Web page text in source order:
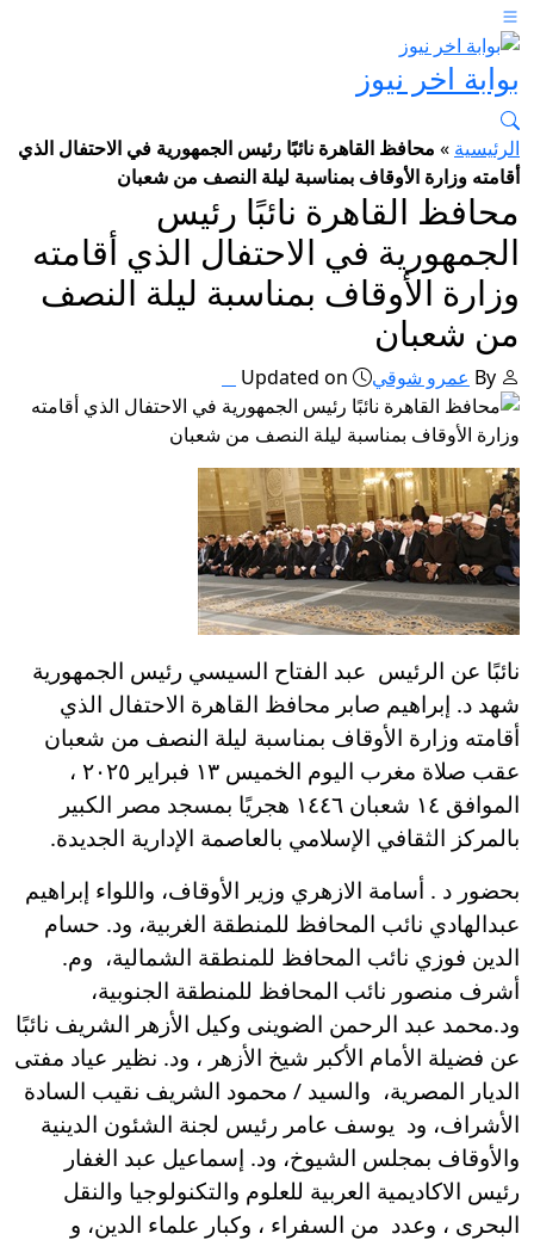
بوابة اخر نيوز
الرئيسية » محافظ القاهرة نائبًا رئيس الجمهورية في الاحتفال الذي
أقامته وزارة الأوقاف بمناسبة ليلة النصف من شعبان
محافظ القاهرة نائبًا رئيس
الجمهورية في الاحتفال الذي أقامته
وزارة الأوقاف بمناسبة ليلة النصف
من شعبان
By عمرو شوقي Updated on
نائبًا عن الرئيس عبد الفتاح السيسي رئيس الجمهورية
شهد د. إبراهيم صابر محافظ القاهرة الاحتفال الذي
أقامته وزارة الأوقاف بمناسبة ليلة النصف من شعبان
عقب صلاة مغرب اليوم الخميس ١٣ فبراير ٢٠٢٥ ،
الموافق ١٤ شعبان ١٤٤٦ هجريًا بمسجد مصر الكبير
بالمركز الثقافي الإسلامي بالعاصمة الإدارية الجديدة.
بحضور د . أسامة الازهري وزير الأوقاف، واللواء إبراهيم
عبدالهادي نائب المحافظ للمنطقة الغربية، ود. حسام
الدين فوزي نائب المحافظ للمنطقة الشمالية، وم.
أشرف منصور نائب المحافظ للمنطقة الجنوبية،
ود.محمد عبد الرحمن الضوينى وكيل الأزهر الشريف نائبًا
عن فضيلة الأمام الأكبر شيخ الأزهر ، ود. نظير عياد مفتى
الديار المصرية، والسيد / محمود الشريف نقيب السادة
الأشراف، ود يوسف عامر رئيس لجنة الشئون الدينية
والأوقاف بمجلس الشيوخ، ود. إسماعيل عبد الغفار
رئيس الاكاديمية العربية للعلوم والتكنولوجيا والنقل
البحرى ، وعدد من السفراء ، وكبار علماء الدين، و